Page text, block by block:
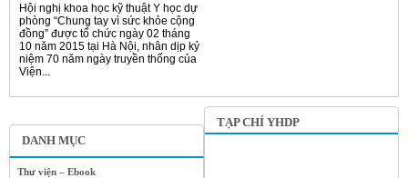
DANH MỤC
Thư viện – Ebook
Hội nghị khoa học kỹ thuật Y học dự
phòng “Chung tay vì sức khỏe cộng
đồng” được tổ chức ngày 02 tháng
10 năm 2015 tại Hà Nội, nhân dịp kỷ
niệm 70 năm ngày truyền thống của
Viện...
TẠP CHÍ YHDP